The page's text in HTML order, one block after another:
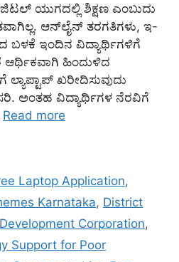
ಯುಗದಲ್ಲಿ ಶಿಕ್ಷಣ ಎಂಬುದು
ಆನ್‌ಲೈನ್ ತರಗತಿಗಳು, ಇ-
ಬಳಕೆ ಇಂದಿನ ವಿದ್ಯಾರ್ಥಿಗಳಿಗೆ
ಆರ್ಥಿಕವಾಗಿ ಹಿಂದುಳಿದ
ಲ್ಯಾಪ್ಟಾಪ್ ಖರೀದಿಸುವುದು
ಅಂತಹ ವಿದ್ಯಾರ್ಥಿಗಳ ನೆರವಿಗೆ
Read more
Laptop Application,
Karnataka, District
Corporation,
Support for Poor